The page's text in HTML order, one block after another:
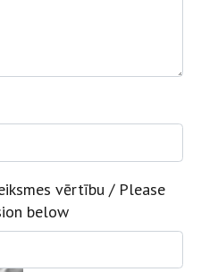
vērtību / Please
below